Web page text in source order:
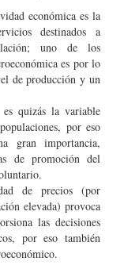
económica es la
destinados a
uno de los
es por lo
de producción y un
quizás la variable
por eso
gran importancia,
de promoción del
de precios (por
elevada) provoca
las decisiones
por eso también